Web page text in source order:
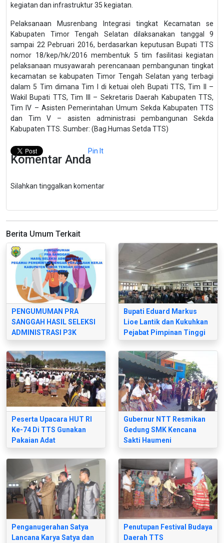
kegiatan dan infrastruktur 35 kegiatan.
Pelaksanaan Musrenbang Integrasi tingkat Kecamatan se
Kabupaten Timor Tengah Selatan dilaksanakan tanggal 9
sampai 22 Pebruari 2016, berdasarkan keputusan Bupati TTS
nomor 18/kep/hk/2016 membentuk 5 tim fasilitasi kegiatan
pelaksanaan musyawarah perencanaan pembangunan tingkat
kecamatan se kabupaten Timor Tengah Selatan yang terbagi
dalam 5 Tim dimana Tim I di ketuai oleh Bupati TTS, Tim II –
Wakil Bupati TTS, Tim III – Sekretaris Daerah Kabupaten TTS,
Tim IV – Asisten Pemerintahan Umum Sekda Kabupaten TTS
dan Tim V – asisten administrasi pembangunan Sekda
Kabupaten TTS. Sumber: (Bag.Humas Setda TTS)
Pin It
Komentar Anda
Silahkan tinggalkan komentar
Berita Umum Terkait
PENGUMUMAN PRA
SANGGAH HASIL SELEKSI
ADMINISTRASI P3K
Bupati Eduard Markus
Lioe Lantik dan Kukuhkan
Pejabat Pimpinan Tinggi
TTS
Peserta Upacara HUT RI
Ke-74 Di TTS Gunakan
Pakaian Adat
Gubernur NTT Resmikan
Gedung SMK Kencana
Sakti Haumeni
Penganugerahan Satya
Lancana Karya Satya dan
Penutupan Festival Budaya
Daerah TTS